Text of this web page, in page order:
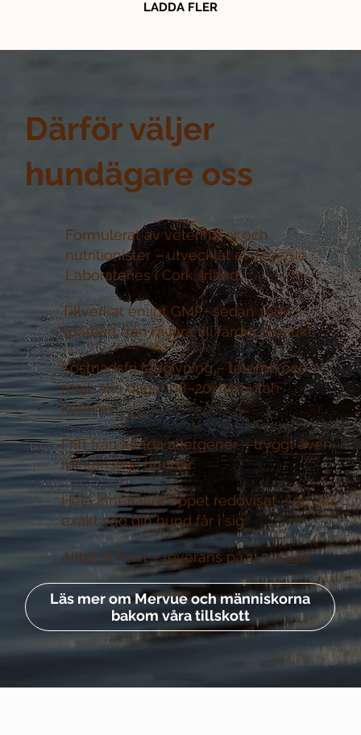
Därför väljer
hundägare oss
Formulerat av veterinärer och
nutritionister –utvecklat av Mervue
Laboratories i Cork, Irland
Tillverkat enligt GMP+ sedan 1986 –
spårbart från råvara till färdig produkt
Kostnadsfri rådgivning –telefon och
mejl, alla dagar 08–20, helt utan
köpkrav
Läs mer om Mervue och människorna
bakom våra tillskott
Fritt från kända allergener –tryggt även
för känsliga hundar
Hela innehållet öppet redovisat –du ser
exakt vad din hund får i sig
Alltid fri frakt –leverans på 1–3 dagar
LADDA FLER